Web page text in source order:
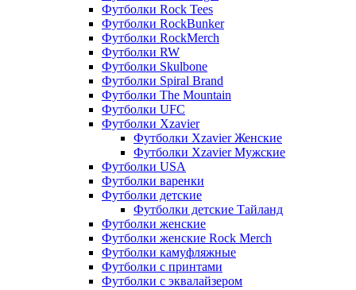
Футболки Rock Tees
Футболки RockBunker
Футболки RockMerch
Футболки RW
Футболки Skulbone
Футболки Spiral Brand
Футболки The Mountain
Футболки UFC
Футболки Xzavier
Футболки Xzavier Женские
Футболки Xzavier Мужские
Футболки USA
Футболки варенки
Футболки детские
Футболки детские Тайланд
Футболки женские
Футболки женские Rock Merch
Футболки камуфляжные
Футболки с принтами
Футболки с эквалайзером